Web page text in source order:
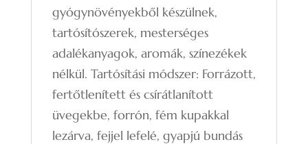
gyógynövényekből készülnek,
tartósítószerek, mesterséges
adalékanyagok, aromák, színezékek
nélkül. Tartósítási módszer: Forrázott,
fertőtlenített és csírátlanított
üvegekbe, forrón, fém kupakkal
lezárva, fejjel lefelé, gyapjú bundás